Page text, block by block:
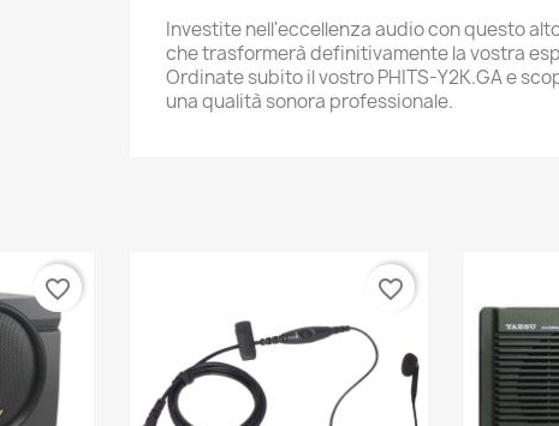
Investite nell'eccellenza audio con questo
che trasformerà definitivamente la vostra
Ordinate subito il vostro PHITS-Y2K.GA e
una qualità sonora professionale.
favorite_border favorite_border